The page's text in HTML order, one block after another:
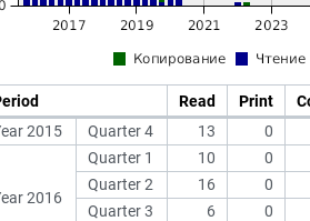
Read Print
2015
Quarter 4 13 0
2016
Quarter 1 10 0
Quarter 2
16 0
Quarter 3
6 0